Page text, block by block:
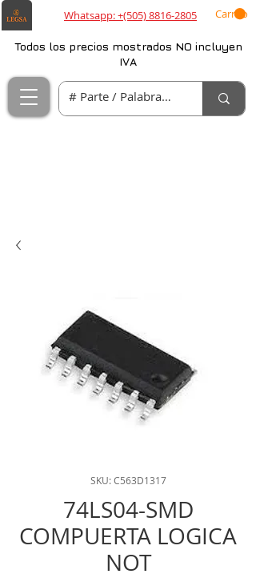
Whatsapp: +(505) 8816-2805 Carrito
Todos los precios mostrados NO incluyen
IVA
SKU: C563D1317
74LS04-SMD
COMPUERTA LOGICA
NOT